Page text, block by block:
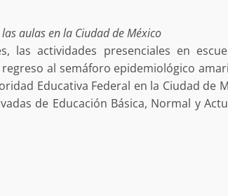
aulas en la Ciudad de México
las actividades presenciales en
al semáforo epidemiológico
Educativa Federal en la Ciudad de
de Educación Básica, Normal y
Sanciona Municipio de Oaxaca de
caso de maltrato animal tras
denuncia ciudadana
16 julio 2026